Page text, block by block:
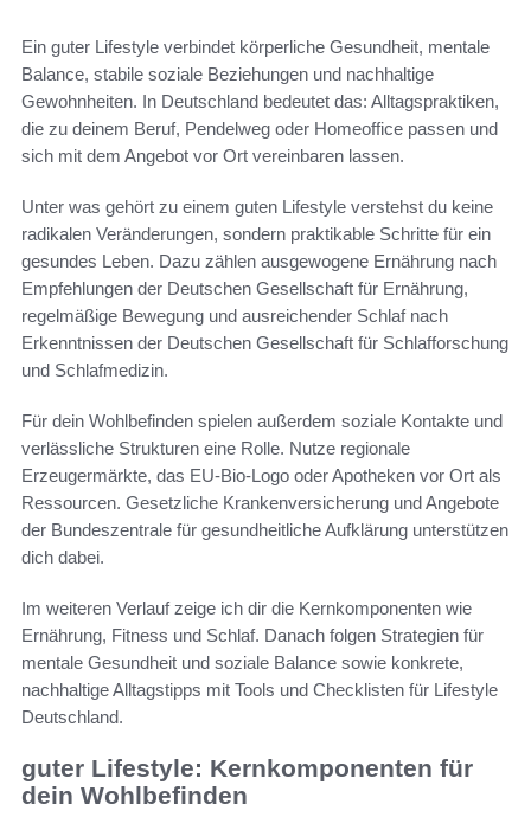
Ein guter Lifestyle verbindet körperliche Gesundheit, mentale
Balance, stabile soziale Beziehungen und nachhaltige
Gewohnheiten. In Deutschland bedeutet das: Alltagspraktiken,
die zu deinem Beruf, Pendelweg oder Homeoffice passen und
sich mit dem Angebot vor Ort vereinbaren lassen.
Unter was gehört zu einem guten Lifestyle verstehst du keine
radikalen Veränderungen, sondern praktikable Schritte für ein
gesundes Leben. Dazu zählen ausgewogene Ernährung nach
Empfehlungen der Deutschen Gesellschaft für Ernährung,
regelmäßige Bewegung und ausreichender Schlaf nach
Erkenntnissen der Deutschen Gesellschaft für Schlafforschung
und Schlafmedizin.
Für dein Wohlbefinden spielen außerdem soziale Kontakte und
verlässliche Strukturen eine Rolle. Nutze regionale
Erzeugermärkte, das EU-Bio-Logo oder Apotheken vor Ort als
Ressourcen. Gesetzliche Krankenversicherung und Angebote
der Bundeszentrale für gesundheitliche Aufklärung unterstützen
dich dabei.
Im weiteren Verlauf zeige ich dir die Kernkomponenten wie
Ernährung, Fitness und Schlaf. Danach folgen Strategien für
mentale Gesundheit und soziale Balance sowie konkrete,
nachhaltige Alltagstipps mit Tools und Checklisten für Lifestyle
Deutschland.
guter Lifestyle: Kernkomponenten für
dein Wohlbefinden